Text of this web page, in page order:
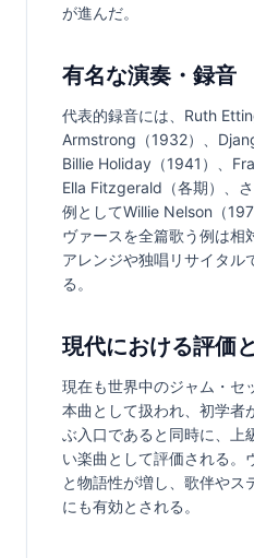
が進んだ。
有名な演奏・録音
代表的録音には、Ruth
Armstrong（1932）、
Billie Holiday（1941）、
Ella Fitzgerald（各期）、
例としてWillie Nelson（
ヴァースを全篇歌う例は相
アレンジや独唱リサイタル
る。
現代における評価
現在も世界中のジャム・セ
本曲として扱われ、初学者
ぶ入口であると同時に、上
い楽曲として評価される。
と物語性が増し、歌伴やス
にも有効とされる。